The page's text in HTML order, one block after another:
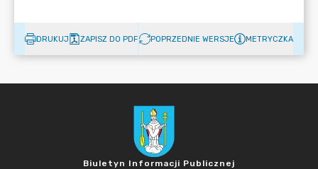
DRUKUJ ZAPISZ DO PDF POPRZEDNIE WERSJE METRYCZKA
Biuletyn Informacji Publicznej